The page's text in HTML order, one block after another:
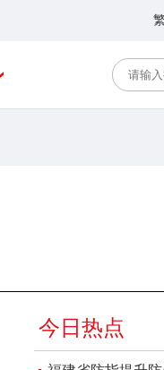
今日热点